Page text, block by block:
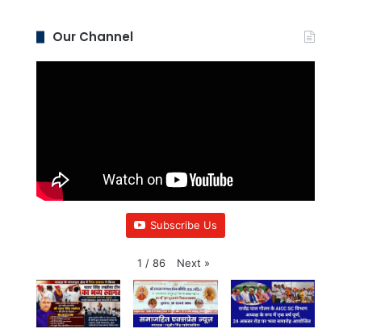
Our Channel
Subscribe Us
1 / 86 Next »